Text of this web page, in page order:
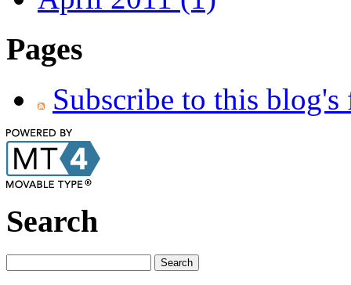
Pages
Subscribe to this blog's
Search